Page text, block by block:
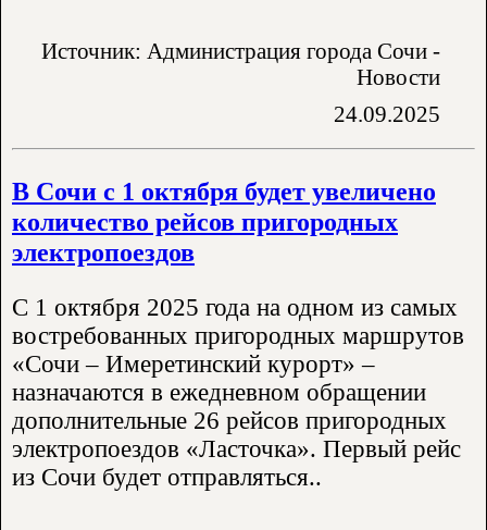
Источник: Администрация города Сочи -
Новости
24.09.2025
В Сочи с 1 октября будет увеличено
количество рейсов пригородных
электропоездов
С 1 октября 2025 года на одном из самых
востребованных пригородных маршрутов
«Сочи – Имеретинский курорт» –
назначаются в ежедневном обращении
дополнительные 26 рейсов пригородных
электропоездов «Ласточка». Первый рейс
из Сочи будет отправляться..